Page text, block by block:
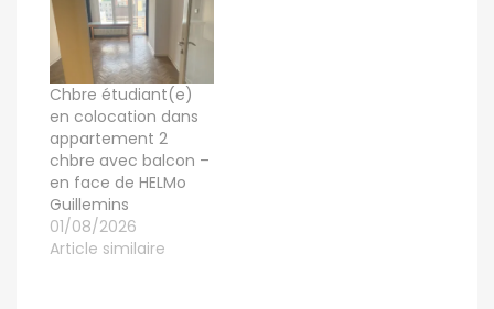
chambres meublées
dans une superbe
maison entièrement
rénovée, proche de
la gare des
Guillemins et des bus
menant au campus
Sart-Tilman. Idéal
pour jeunes actifs,
stagiaires…
Chbre étudiant(e)
en colocation dans
appartement 2
chbre avec balcon –
en face de HELMo
Guillemins
01/08/2026
Article similaire